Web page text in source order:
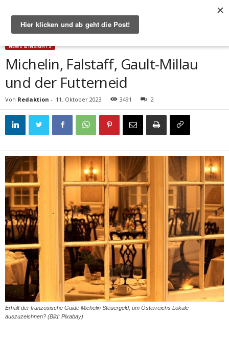
Start News & Insights Michelin, Falstaff, Gault-Millau und der Futterneid
NEWS & INSIGHTS
Michelin, Falstaff, Gault-Millau
und der Futterneid
Von Redaktion - 11. Oktober 2023 3491 2
Erhält der französische Guide Michelin Steuergeld, um Österreichs Lokale
auszuzeichnen? (Bild: Pixabay)